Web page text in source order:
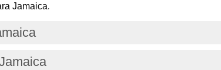
Jamaica.